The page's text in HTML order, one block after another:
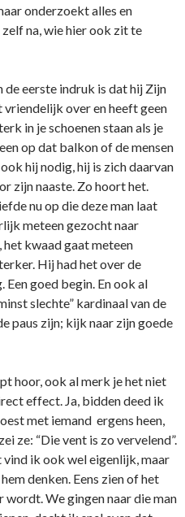
o­nderzoekt alles en
na, wie hier ook zit te
de eerste indruk is dat hij Zijn
vriendelijk over en heeft geen
in je schoenen staan als je
op dat balkon of de mensen
hij nodig, hij is zich daarvan
zijn naaste. Zo hoort het.
nu op die deze man laat
meteen gezocht naar
het kwaad gaat meteen
Hij had het over de
Een goed begin. En ook al
slechte” kardinaal van de
paus zijn; kijk naar zijn goede
hoor, ook al merk je het niet
effect. Ja, bidden deed ik
met iemand ergens heen,
ze: “Die vent is zo vervelend”.
vind ik ook wel eigenlijk, maar
denken. Eens zien of het
We gingen naar die man